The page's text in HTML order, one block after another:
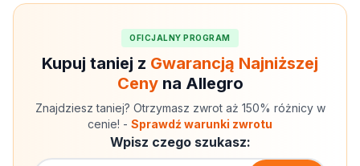
OFICJALNY PROGRAM
Kupuj taniej z Gwarancją Najniższej
Cenyna Allegro
Znajdziesz taniej? Otrzymasz zwrot aż 150% różnicy w
cenie! - Sprawdź warunki zwrotu
Wpisz czego szukasz: